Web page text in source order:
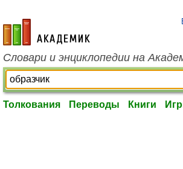
academic.ru
Словари и энциклопедии на
Толкования Переводы Книги